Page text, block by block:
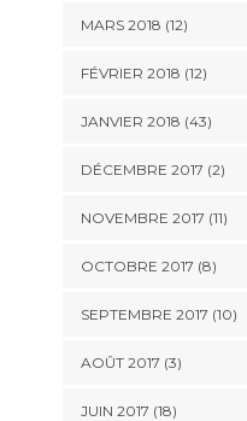
MARS 2018 (12)
FÉVRIER 2018 (12)
JANVIER 2018 (43)
DÉCEMBRE 2017 (2)
NOVEMBRE 2017 (11)
OCTOBRE 2017 (8)
SEPTEMBRE 2017 (10)
AOÛT 2017 (3)
JUIN 2017 (18)